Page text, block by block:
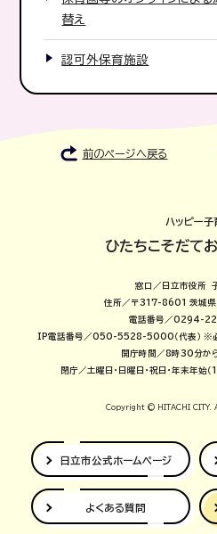
替え
認可外保育施設
前のページへ戻る
ハッピー子
ひたちこそだて
窓口／日立市役所
住所／〒317-8601 茨城県
電話番号／0294-22-
IP電話番号／050-5528-5000（代表） ※
開庁時間／8時30分か
閉庁／土曜日・日曜日・祝日・年末年始
Copyright © HITACHI CITY.
日立市公式ホームページ
よくある質問